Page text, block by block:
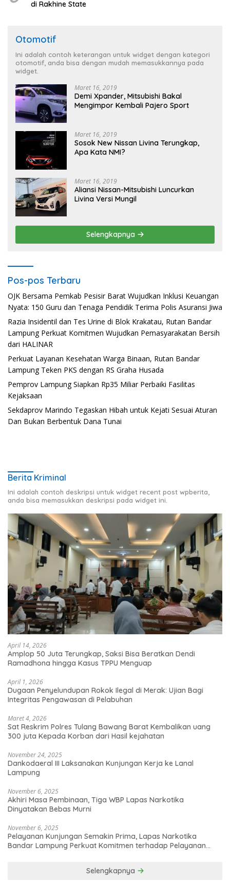
di Rakhine State
Otomotif
Ini adalah contoh keterangan untuk widget dengan kategori
otomotif, anda bisa dengan mudah memasukkannya pada
widget.
Maret 16, 2019
Demi Xpander, Mitsubishi Bakal
Mengimpor Kembali Pajero Sport
Maret 16, 2019
Sosok New Nissan Livina Terungkap,
Apa Kata NMI?
Maret 16, 2019
Aliansi Nissan-Mitsubishi Luncurkan
Livina Versi Mungil
Selengkapnya
Pos-pos Terbaru
OJK Bersama Pemkab Pesisir Barat Wujudkan Inklusi Keuangan
Nyata: 150 Guru dan Tenaga Pendidik Terima Polis Asuransi Jiwa
Razia Insidentil dan Tes Urine di Blok Krakatau, Rutan Bandar
Lampung Perkuat Komitmen Wujudkan Pemasyarakatan Bersih
dari HALINAR
Perkuat Layanan Kesehatan Warga Binaan, Rutan Bandar
Lampung Teken PKS dengan RS Graha Husada
Pemprov Lampung Siapkan Rp35 Miliar Perbaiki Fasilitas
Kejaksaan
Sekdaprov Marindo Tegaskan Hibah untuk Kejati Sesuai Aturan
Dan Bukan Berbentuk Dana Tunai
Berita Kriminal
Ini adalah contoh deskripsi untuk widget recent post wpberita,
anda bisa memasukkan deskripsi pada widget ini.
April 14, 2026
Amplop 50 Juta Terungkap, Saksi Bisa Beratkan Dendi
Ramadhona hingga Kasus TPPU Menguap
April 1, 2026
Dugaan Penyelundupan Rokok Ilegal di Merak: Ujian Bagi
Integritas Pengawasan di Pelabuhan
Maret 4, 2026
Sat Reskrim Polres Tulang Bawang Barat Kembalikan uang
300 juta Kepada Korban dari Hasil kejahatan
November 24, 2025
Dankodaeral III Laksanakan Kunjungan Kerja ke Lanal
Lampung
November 6, 2025
Akhiri Masa Pembinaan, Tiga WBP Lapas Narkotika
Dinyatakan Bebas Murni
November 6, 2025
Pelayanan Kunjungan Semakin Prima, Lapas Narkotika
Bandar Lampung Perkuat Komitmen terhadap Pelayanan
Selengkapnya